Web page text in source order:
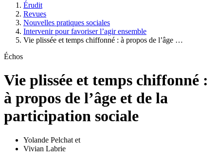
Érudit
Revues
Nouvelles pratiques sociales
Intervenir pour favoriser l’agir ensemble
Vie plissée et temps chiffonné : à propos de l’âge …
Échos
Vie plissée et temps chiffonné :
à propos de l’âge et de la
participation sociale
Yolande Pelchat et
Vivian Labrie